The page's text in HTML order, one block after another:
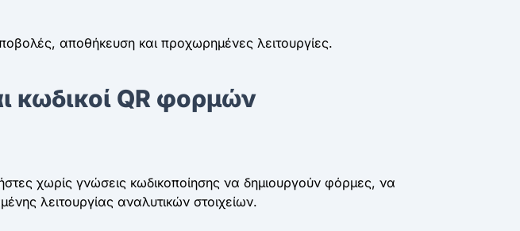
αποθήκευση και προχωρημένες λειτουργίες.
κωδικοί QR φορμών
χωρίς γνώσεις κωδικοποίησης να δημιουργούν φόρμες, να
λειτουργίας αναλυτικών στοιχείων.